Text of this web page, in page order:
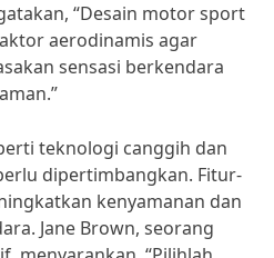
“Desain motor sport
aerodinamis agar
sensasi berkendara
teknologi canggih dan
dipertimbangkan. Fitur-
kenyamanan dan
Jane Brown, seorang